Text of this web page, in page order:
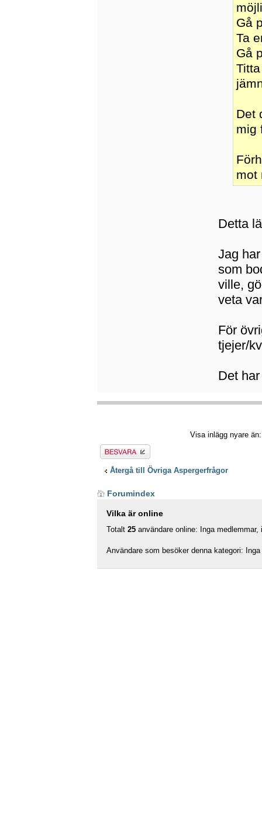
Gå
Ta
Gå
Det
mig
mot
Detta
Jag
som
ville,
veta
För
tjejer/
Det
Visa inlägg nyare
Besvara
Återgå till Övriga Aspergerfrågor
Forumindex
Vilka är online
Totalt 25 användare online: Inga
Användare som besöker denna kategori: